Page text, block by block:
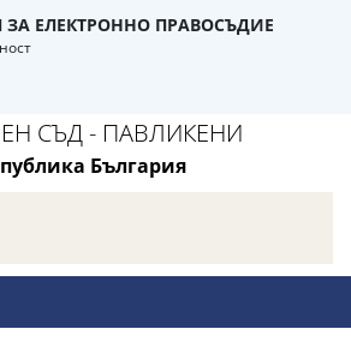
ЕЛЕКТРОННО ПРАВОСЪДИЕ
СЪД - ПАВЛИКЕНИ
България